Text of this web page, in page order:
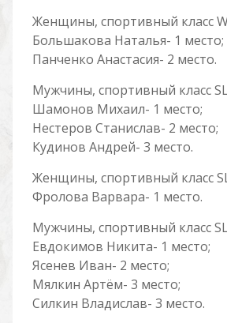
Женщины, спортивный класс
Большакова Наталья- 1 место;
Панченко Анастасия- 2 место.
Мужчины, спортивный класс
Шамонов Михаил- 1 место;
Нестеров Станислав- 2 место;
Кудинов Андрей- 3 место.
Женщины, спортивный класс
Фролова Варвара- 1 место.
Мужчины, спортивный класс
Евдокимов Никита- 1 место;
Ясенев Иван- 2 место;
Мялкин Артём- 3 место;
Силкин Владислав- 3 место.